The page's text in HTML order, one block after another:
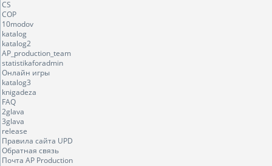
CS
COP
10modov
katalog
katalog2
AP_production_team
statistikaforadmin
Онлайн игры
katalog3
knigadeza
FAQ
2glava
3glava
release
Правила сайта UPD
Обратная связь
Почта AP Production